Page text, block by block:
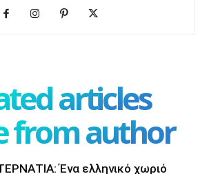
articles
from author
Ένα ελληνικό χωριό